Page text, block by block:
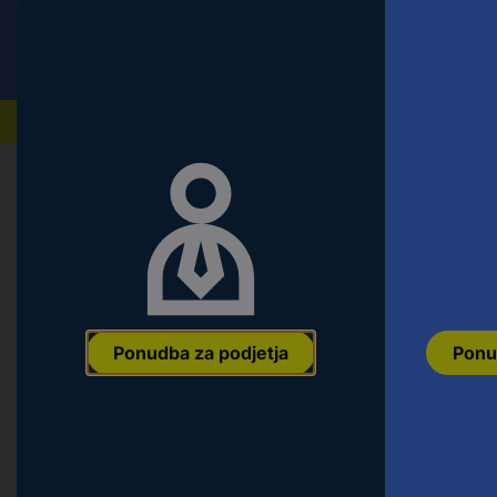
Ponudba za podjetja
Orodje & Delavnica Material za pritrditev
Blickle 850099 LE-POEV 100XR-
100 mm Nosilnost (maks.): 150 kg
4047526160265 Koda proizvajalca:850099 Št. izdelka: